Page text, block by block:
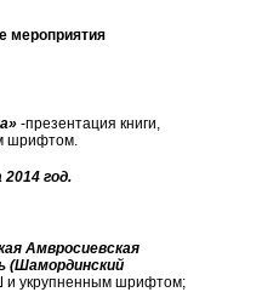
мероприятия
-презентация книги,
шрифтом.
год.
Амвросиевская
(Шамординский
и укрупненным шрифтом;